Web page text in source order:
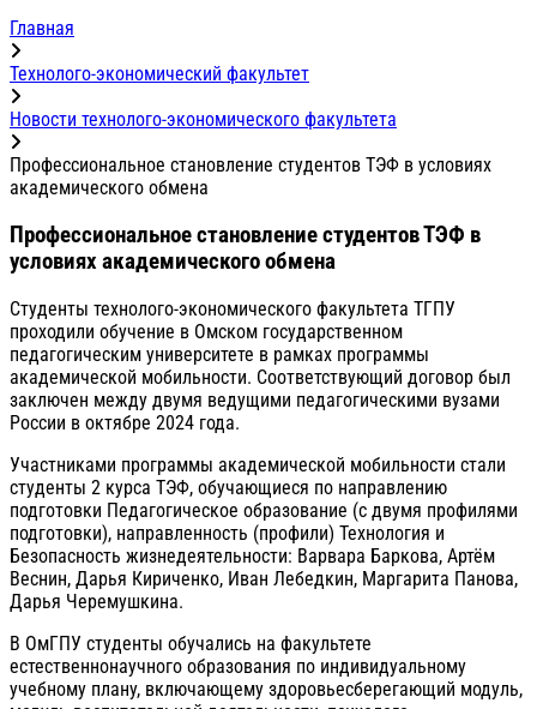
Главная
Технолого-экономический факультет
Новости технолого-экономического факультета
Профессиональное становление студентов ТЭФ в условиях
академического обмена
Профессиональное становление студентов ТЭФ в
условиях академического обмена
Студенты технолого-экономического факультета ТГПУ
проходили обучение в Омском государственном
педагогическим университете в рамках программы
академической мобильности. Соответствующий договор был
заключен между двумя ведущими педагогическими вузами
России в октябре 2024 года.
Участниками программы академической мобильности стали
студенты 2 курса ТЭФ, обучающиеся по направлению
подготовки Педагогическое образование (с двумя профилями
подготовки), направленность (профили) Технология и
Безопасность жизнедеятельности: Варвара Баркова, Артём
Веснин, Дарья Кириченко, Иван Лебедкин, Маргарита Панова,
Дарья Черемушкина.
В ОмГПУ студенты обучались на факультете
естественнонаучного образования по индивидуальному
учебному плану, включающему здоровьесберегающий модуль,